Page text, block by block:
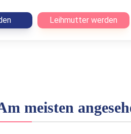
Leihmutter werden
meisten